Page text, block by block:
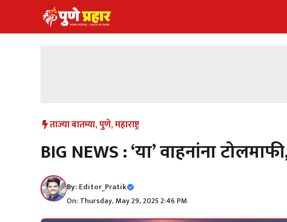
to
ताज्या बातम्या,पुणे,महाराष्ट्र
BIG NEWS : ‘या’ वाहनांना
By:Editor_Pratik
On: Thursday, May 29, 2025 2:46 PM